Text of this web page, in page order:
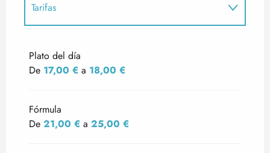
Tarifas
Plato del día
De 17,00 € a 18,00 €
Fórmula
De 21,00 € a 25,00 €